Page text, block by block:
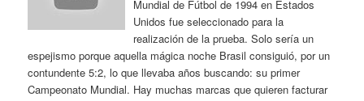
Mundial de Fútbol de 1994 en Estados
Unidos fue seleccionado para la
realización de la prueba. Solo sería un
espejismo porque aquella mágica noche Brasil consiguió, por un
contundente 5:2, lo que llevaba años buscando: su primer
Campeonato Mundial. Hay muchas marcas que quieren facturar